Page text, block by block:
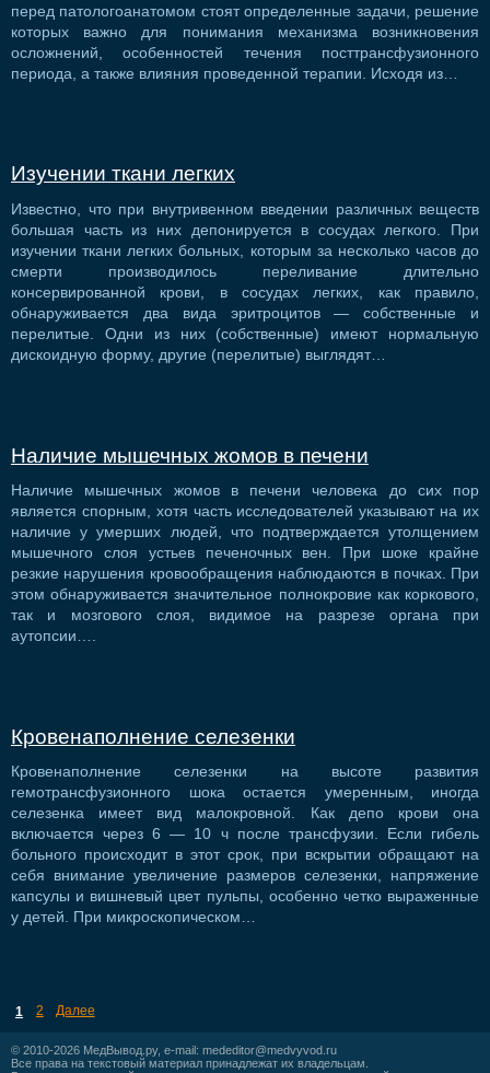
перед патологоанатомом стоят определенные задачи, решение
которых важно для понимания механизма возникновения
осложнений, особенностей течения посттрансфузионного
периода, а также влияния проведенной терапии. Исходя из…
Изучении ткани легких
Известно, что при внутривенном введении различных веществ
большая часть из них депонируется в сосудах легкого. При
изучении ткани легких больных, которым за несколько часов до
смерти производилось переливание длительно
консервированной крови, в сосудах легких, как правило,
обнаруживается два вида эритроцитов — собственные и
перелитые. Одни из них (собственные) имеют нормальную
дискоидную форму, другие (перелитые) выглядят…
Наличие мышечных жомов в печени
Наличие мышечных жомов в печени человека до сих пор
является спорным, хотя часть исследователей указывают на их
наличие у умерших людей, что подтверждается утолщением
мышечного слоя устьев печеночных вен. При шоке крайне
резкие нарушения кровообращения наблюдаются в почках. При
этом обнаруживается значительное полнокровие как коркового,
так и мозгового слоя, видимое на разрезе органа при
аутопсии….
Кровенаполнение селезенки
Кровенаполнение селезенки на высоте развития
гемотрансфузионного шока остается умеренным, иногда
селезенка имеет вид малокровной. Как депо крови она
включается через 6 — 10 ч после трансфузии. Если гибель
больного происходит в этот срок, при вскрытии обращают на
себя внимание увеличение размеров селезенки, напряжение
капсулы и вишневый цвет пульпы, особенно четко выраженные
у детей. При микроскопическом…
1 2 Далее
© 2010-2026 МедВывод.ру, e-mail: mededitor@medvyvod.ru
Все права на текстовый материал принадлежат их владельцам.